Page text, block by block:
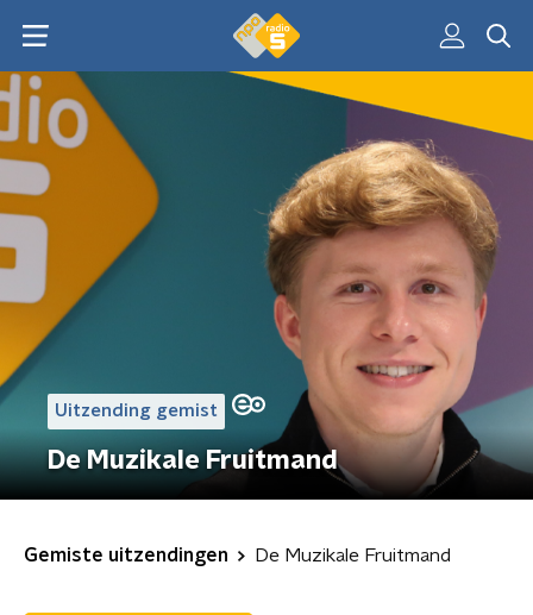
Uitzending gemist
De Muzikale Fruitmand
Gemiste uitzendingen De Muzikale Fruitmand